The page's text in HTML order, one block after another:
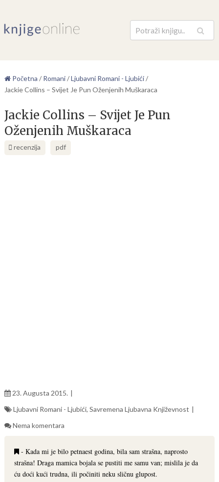
Pretraga
Početna / Romani/Ljubavni Romani - Ljubići/
Jackie Collins – Svijet Je Pun Oženjenih Muškaraca
Jackie Collins – Svijet Je Pun
Oženjenih Muškaraca
recenzija pdf
23. Augusta 2015.
Ljubavni Romani - Ljubići, Savremena Ljubavna Književnost
Nema komentara
- Kada mi je bilo petnaest godina, bila sam strašna, naprosto
strašna! Draga mamica bojala se pustiti me samu van; mislila je da
ću doći kući trudna, ili počiniti neku sličnu glupost.